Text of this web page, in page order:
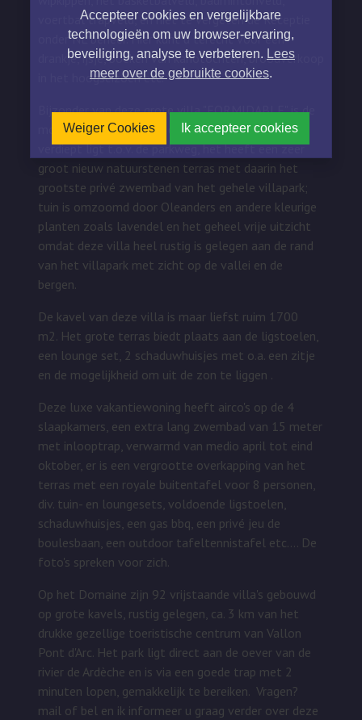
voertbal trapveld, en niet te vergeten de Receptie
onder NL beheer. Hier kunt u terecht voor een
drankje, ijsje, boeken van kanotochten, broodverkoop
in het hoogseizoen etc.
Bijzonder van deze grote villa "FORMIDABLE" is de
mooie zeer vrije ligging, doordat de woning wat
verdiept ligt t.o.v. de parkweg, het heeft een zeer
groot nieuw natuurstenen terras met daarin het
grootste privé zwembad van het gehele villapark;
tuin is omzoomd door Oleanders en andere kleurige
planten zoals lavendel en het geheel vrije uitzicht
omdat deze villa heel rustig is gelegen aan de rand
van het villapark met zicht op de vallei en de
bergen.
De kavel van deze villa is maar liefst ruim 1700
m2. Het grote terras biedt plaats aan de ligstoelen,
een lounge set, 2 schaduwhuisjes met o.a. een zitje
en de mogelijkheid om uit de zon te liggen .
Deze luxe vakantiewoning heeft airco's op de 4
slaapkamers, een extra lang zwembad van 15 meter
met inlooptrap, verwarmd van medio april tot eind
oktober, er is een vergrootte overkapping van het
terras met een royale buitentafel voor 8 personen,
div. tuin- en loungesets, voldoende ligstoelen,
schaduwhuisjes, een gas bbq, een privé jeu de
boulesbaan, een outdoor tafeltennistafel etc.... De
foto's spreken voor zich.
Op het Domaine zijn 92 vrijstaande villa's gebouwd
op grote kavels, rustig gelegen, ca. 3 km van het
drukke gezellige toeristische centrum van Vallon
Pont d'Arc. Het park ligt direct aan de oever van de
rivier de Ardèche en is via een goede trap met 2
minuten lopen, gemakkelijk te bereiken. Vragen?
mail of bel en ik informeer u graag verder over deze
Accepteer cookies en vergelijkbare
technologieën om uw browser-ervaring,
beveiliging, analyse te verbeteren. Lees
meer over de gebruikte cookies.
Weiger Cookies Ik accepteer cookies